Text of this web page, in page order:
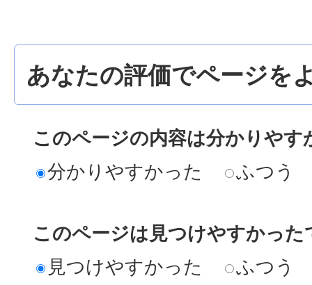
あなたの評価でページを
このページの内容は分かりやす
分かりやすかった
ふつう
このページは見つけやすかった
見つけやすかった
ふつう